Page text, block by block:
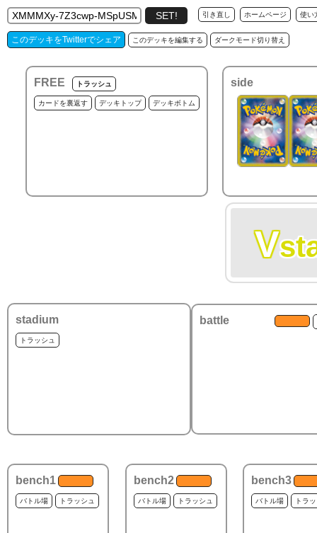
引き直し ホームページ 使い
このデッキをTwitterでシェア このデッキを編集する ダークモード切り替え
FREE トラッシュ
カードを裏返す デッキトップ デッキボトム
side
V
stadium
トラッシュ
battle
bench1
バトル場 トラッシュ
bench2
バトル場 トラッシュ
bench3
バトル場 トラ